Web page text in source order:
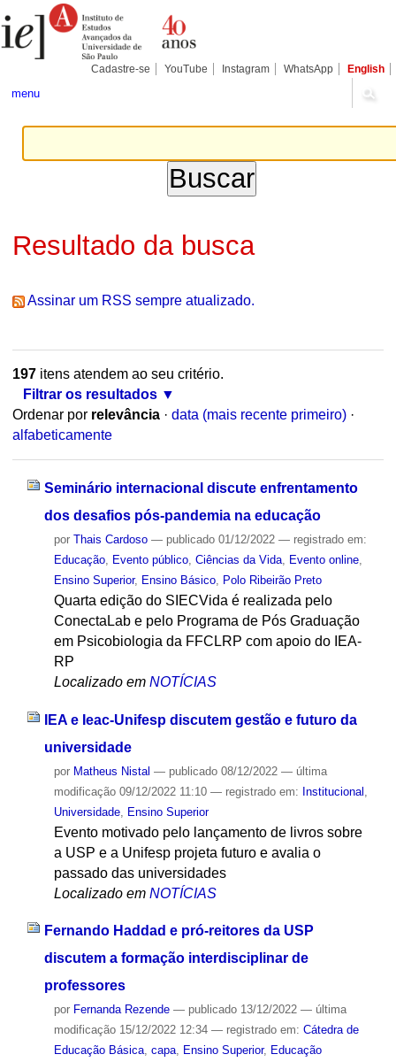
para
conteúdo.
Pessoais
Cadastre-se YouTube Instagram WhatsApp English
menu
Resultado da busca
Assinar um RSS sempre atualizado.
197itens atendem ao seu critério.
Filtrar os resultados
Ordenar por relevância · data (mais recente primeiro) ·
alfabeticamente
Seminário internacional discute enfrentamento
dos desafios pós-pandemia na educação
por Thais Cardoso — publicado01/12/2022 — registrado em:
Educação, Evento público, Ciências da Vida, Evento online,
Ensino Superior, Ensino Básico, Polo Ribeirão Preto
Quarta edição do SIECVida é realizada pelo
ConectaLab e pelo Programa de Pós Graduação
em Psicobiologia da FFCLRP com apoio do IEA-
RP
Localizado em NOTÍCIAS
IEA e Ieac-Unifesp discutem gestão e futuro da
universidade
por Matheus Nistal — publicado08/12/2022 — última
modificação09/12/2022 11:10 — registrado em: Institucional
Universidade, Ensino Superior
Evento motivado pelo lançamento de livros sobre
a USP e a Unifesp projeta futuro e avalia o
passado das universidades
Localizado em NOTÍCIAS
Fernando Haddad e pró-reitores da USP
discutem a formação interdisciplinar de
professores
por Fernanda Rezende — publicado13/12/2022 — última
modificação15/12/2022 12:34 — registrado em: Cátedra de
Educação Básica, capa, Ensino Superior, Educação